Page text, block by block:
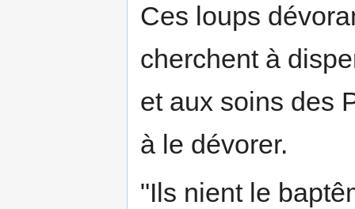
Ces loups
cherchent à
et aux soins des
à le dévorer.
"Ils nient le